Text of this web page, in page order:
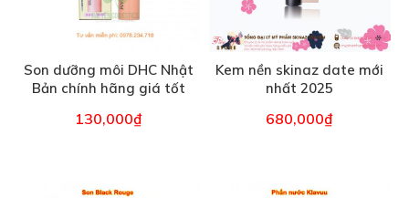
Bản chính hãng giá tốt
nhất – 1.5g
nhất 2025
680,000 ₫